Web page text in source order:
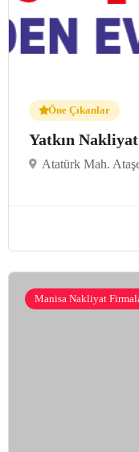
Öne Çıkanlar
Yatkın Nakliyat
Atatürk Mah.
Manisa Nakliyat